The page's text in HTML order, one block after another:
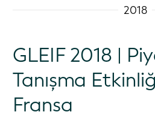
2018
GLEIF 2018 |
Tanışma
Fransa